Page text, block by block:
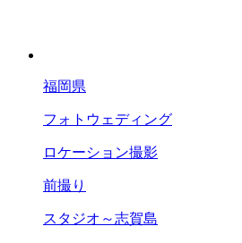
福岡県
フォトウェディング
ロケーション撮影
前撮り
スタジオ～志賀島